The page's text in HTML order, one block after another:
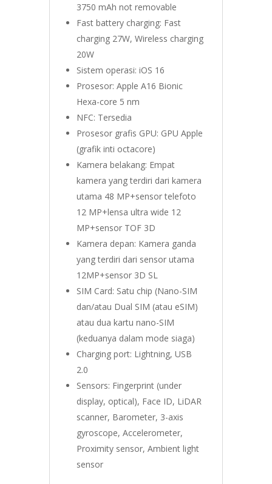
3750 mAh not removable
Fast battery charging: Fast
charging 27W, Wireless charging
20W
Sistem operasi: iOS 16
Prosesor: Apple A16 Bionic
Hexa-core 5 nm
NFC: Tersedia
Prosesor grafis GPU: GPU Apple
(grafik inti octacore)
Kamera belakang: Empat
kamera yang terdiri dari kamera
utama 48 MP+sensor telefoto
12 MP+lensa ultra wide 12
MP+sensor TOF 3D
Kamera depan: Kamera ganda
yang terdiri dari sensor utama
12MP+sensor 3D SL
SIM Card: Satu chip (Nano-SIM
dan/atau Dual SIM (atau eSIM)
atau dua kartu nano-SIM
(keduanya dalam mode siaga)
Charging port: Lightning, USB
2.0
Sensors: Fingerprint (under
display, optical), Face ID, LiDAR
scanner, Barometer, 3-axis
gyroscope, Accelerometer,
Proximity sensor, Ambient light
sensor